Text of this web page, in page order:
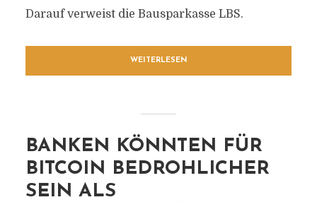
Darauf verweist die Bausparkasse LBS.
WEITERLESEN
BANKEN KÖNNTEN FÜR
BITCOIN BEDROHLICHER
SEIN ALS